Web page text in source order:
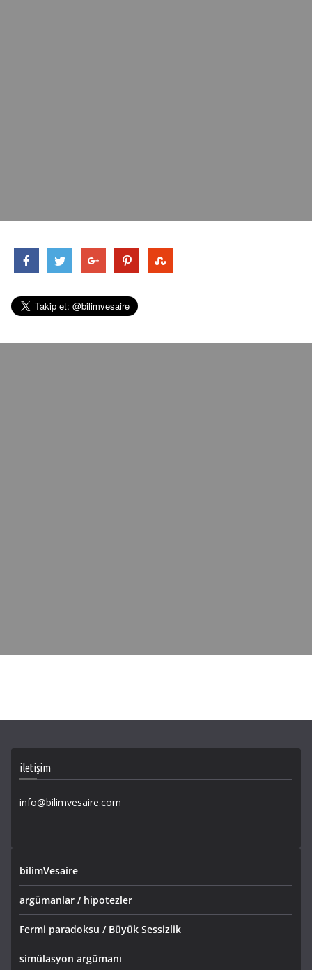
iletişim
info@bilimvesaire.com
bilimVesaire
argümanlar / hipotezler
Fermi paradoksu / Büyük Sessizlik
simülasyon argümanı